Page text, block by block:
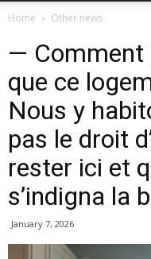
Home Other news
— Comment
que ce
Nous y
pas le droit
rester ici et
s’indigna la
January 7, 2026